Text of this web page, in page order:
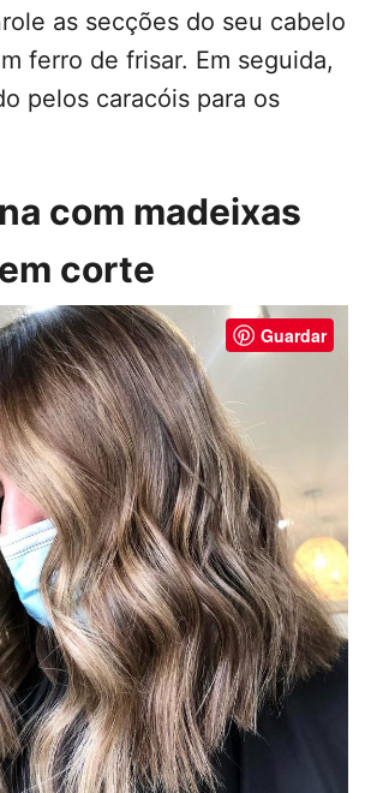
as secções do seu cabelo
ferro de frisar. Em seguida,
pelos caracóis para os
com madeixas
corte
Guardar